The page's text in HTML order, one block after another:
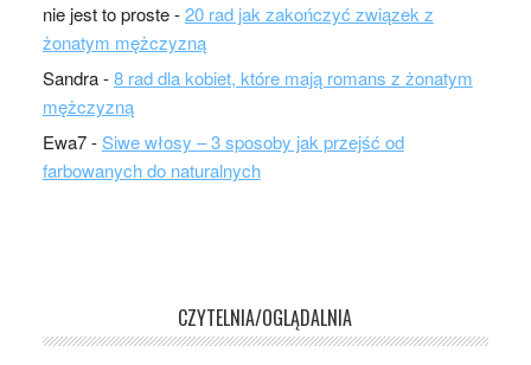
nie jest to proste-20 rad jak zakończyć związek z
żonatym mężczyzną
Sandra-8 rad dla kobiet, które mają romans z żonatym
mężczyzną
Ewa7-Siwe włosy – 3 sposoby jak przejść od
farbowanych do naturalnych
CZYTELNIA/OGLĄDALNIA